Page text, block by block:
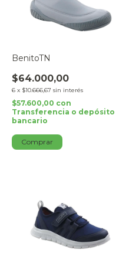
BenitoTN
$64.000,00
6 x $10.666,67 sin interés
$57.600,00 con
Transferencia o depósito
bancario
Comprar